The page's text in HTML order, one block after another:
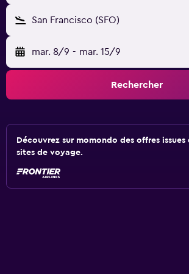
San Francisco (SFO)
mar. 8/9 - mar. 15/9
Rechercher
Découvrez sur momondo des offres
sites de voyage.